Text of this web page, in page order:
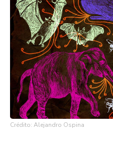
Crédito: Alejandro Ospina